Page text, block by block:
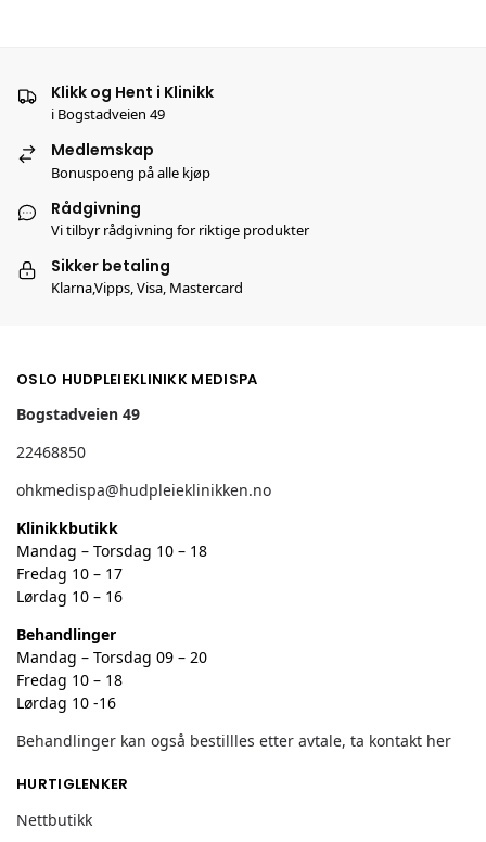
Klikk og Hent i Klinikk
i Bogstadveien 49
Medlemskap
Bonuspoeng på alle kjøp
Rådgivning
Vi tilbyr rådgivning for riktige produkter
Sikker betaling
Klarna,Vipps, Visa, Mastercard
OSLO HUDPLEIEKLINIKK MEDISPA
Bogstadveien 49
22468850
ohkmedispa@hudpleieklinikken.no
Klinikkbutikk
Mandag – Torsdag 10 – 18
Fredag 10 – 17
Lørdag 10 – 16
Behandlinger
Mandag – Torsdag 09 – 20
Fredag 10 – 18
Lørdag 10 -16
Behandlinger kan også bestillles etter avtale, ta kontakt her
HURTIGLENKER
Nettbutikk